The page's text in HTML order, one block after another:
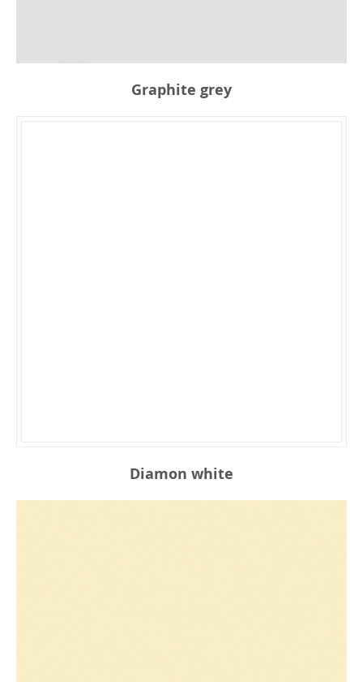
Graphite grey
Diamon white